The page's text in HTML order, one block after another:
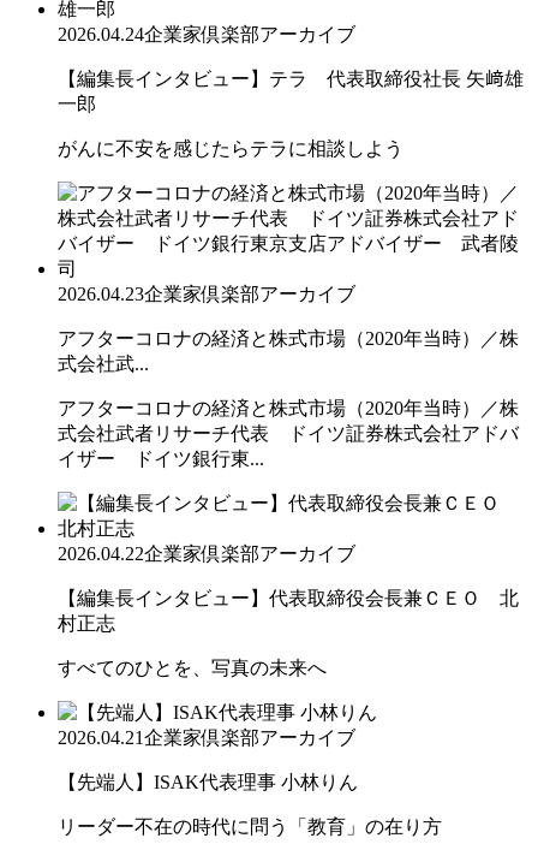
2026.04.24企業家倶楽部アーカイブ
【編集長インタビュー】テラ 代表取締役社長 矢﨑雄
一郎
がんに不安を感じたらテラに相談しよう
2026.04.23企業家倶楽部アーカイブ
アフターコロナの経済と株式市場（2020年当時）／株
式会社武...
アフターコロナの経済と株式市場（2020年当時）／株
式会社武者リサーチ代表 ドイツ証券株式会社アドバ
イザー ドイツ銀行東...
2026.04.22企業家倶楽部アーカイブ
【編集長インタビュー】代表取締役会長兼ＣＥＯ 北
村正志
すべてのひとを、写真の未来へ
2026.04.21企業家倶楽部アーカイブ
【先端人】ISAK代表理事 小林りん
リーダー不在の時代に問う「教育」の在り方